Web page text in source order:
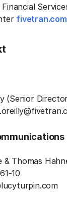
(Senior
& Thomas
10